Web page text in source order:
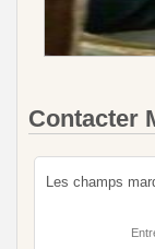
Contacter
Les champs